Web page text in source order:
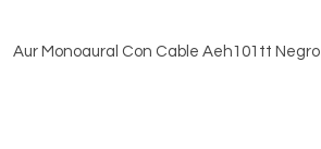
Aur Monoaural Con Cable Aeh101tt Negro